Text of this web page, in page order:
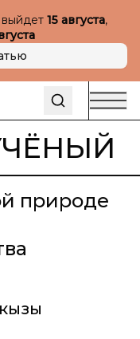
выйдет 15 августа,
природе